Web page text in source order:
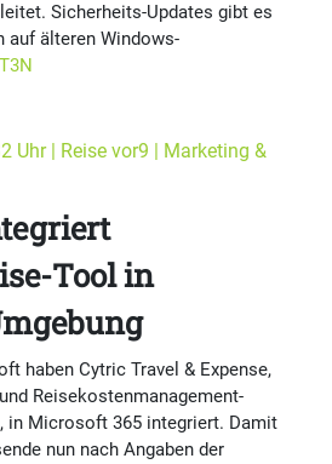
Sicherheits-Updates gibt es
auf älteren Windows-
T3N
Uhr | Reise vor9 | Marketing &
Tool in
haben Cytric Travel & Expense,
Reisekostenmanagement-
in Microsoft 365 integriert. Damit
nun nach Angaben der